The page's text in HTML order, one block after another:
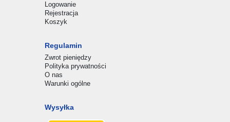
Logowanie
Rejestracja
Koszyk
Regulamin
Zwrot pieniędzy
Polityka prywatności
O nas
Warunki ogólne
Wysyłka